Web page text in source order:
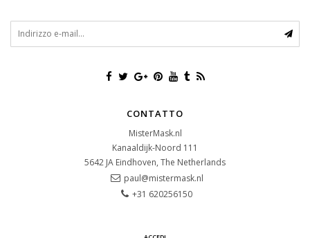
CONTATTO
MisterMask.nl
Kanaaldijk-Noord 111
5642 JA Eindhoven, The Netherlands
paul@mistermask.nl
+31 620256150